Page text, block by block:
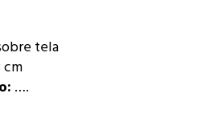
tela
cm
….